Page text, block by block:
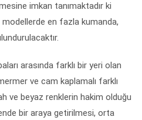
imkan tanımaktadır ki
modellerde en fazla kumanda,
arasında farklı bir yeri olan
ve cam kaplamalı farklı
ve beyaz renklerin hakim olduğu
bir araya getirilmesi, orta